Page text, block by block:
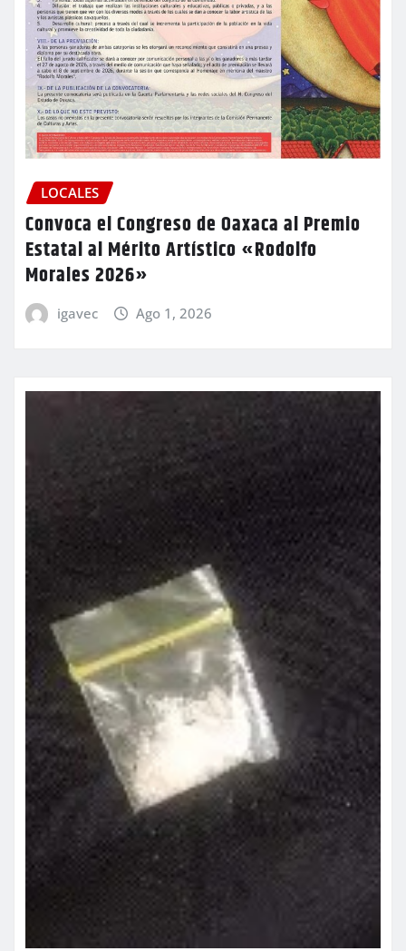
LOCALES
Convoca el Congreso de Oaxaca al Premio
Estatal al Mérito Artístico «Rodolfo
Morales 2026»
igavec Ago 1, 2026